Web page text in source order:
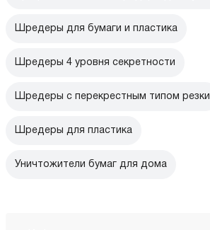
Шредеры для бумаги и пластика
Шредеры 4 уровня секретности
Шредеры с перекрестным типом резки
Шредеры для пластика
Уничтожители бумаг для дома